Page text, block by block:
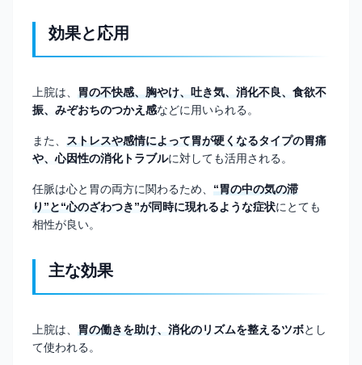
効果と応用
上脘は、 胃の不快感、胸やけ、吐き気、消化不良、食欲不
振、みぞおちのつかえ感などに用いられる。
また、 ストレスや感情によって胃が硬くなるタイプの胃痛
や、心因性の消化トラブルに対しても活用される。
任脈は心と胃の両方に関わるため、 “胃の中の気の滞
り”と“心のざわつき”が同時に現れるような症状にとても
相性が良い。
主な効果
上脘は、 胃の働きを助け、消化のリズムを整えるツボとし
て使われる。